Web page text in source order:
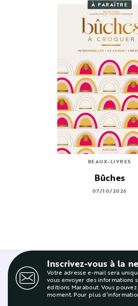
À PARAÎTRE
BEAUX-LIVRES
Bûches
07/10/2026
Inscrivez-vous à la
Votre adresse e-mail sera
vous envoyer des informations
éditions Marabout. Vous
moment. Pour plus